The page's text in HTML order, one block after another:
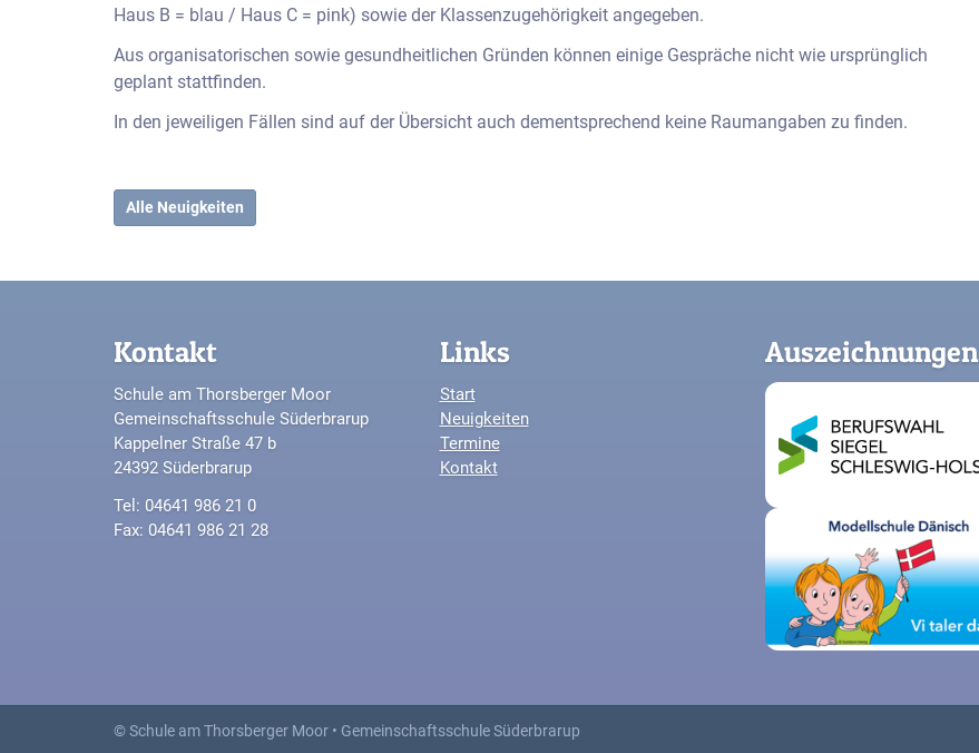
Haus B = blau / Haus C = pink) sowie der Klassenzugehörigkeit angegeben.
Aus organisatorischen sowie gesundheitlichen Gründen können einige Gespräche nicht wie ursprünglich
geplant stattfinden.
In den jeweiligen Fällen sind auf der Übersicht auch dementsprechend keine Raumangaben zu finden.
Alle Neuigkeiten
Kontakt
Schule am Thorsberger Moor
Gemeinschaftsschule Süderbrarup
Kappelner Straße 47 b
24392 Süderbrarup
Tel: 04641 986 21 0
Fax: 04641 986 21 28
Links
Start
Neuigkeiten
Termine
Kontakt
Auszeichnungen
© Schule am Thorsberger Moor • Gemeinschaftsschule Süderbrarup